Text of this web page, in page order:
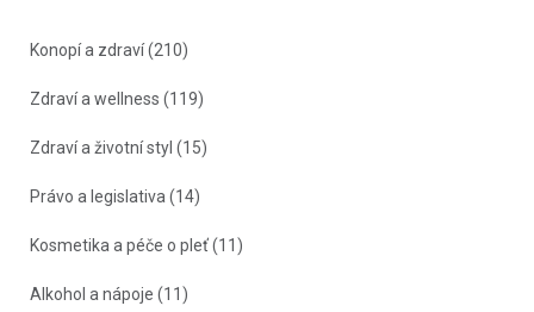
Konopí a zdraví(210)
Zdraví a wellness (119)
Zdraví a životní styl (15)
Právo a legislativa (14)
Kosmetika a péče o pleť(11)
Alkohol a nápoje (11)